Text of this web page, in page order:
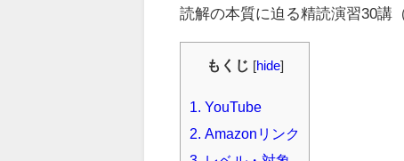
読解の本質に迫る精読演習30講
もくじ hide]
1. YouTube
2. Amazonリンク